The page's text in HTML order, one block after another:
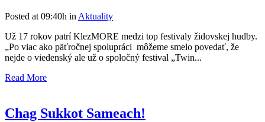
Posted at 09:40h inAktuality
Už 17 rokov patrí KlezMORE medzi top festivaly židovskej hudby.
„Po viac ako päťročnej spolupráci môžeme smelo povedať, že
nejde o viedenský ale už o spoločný festival „Twin...
Read More
Chag Sukkot Sameach!